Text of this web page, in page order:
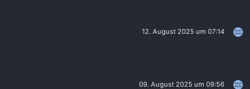
12. August 2025 um 07:14
09. August 2025 um 09:56